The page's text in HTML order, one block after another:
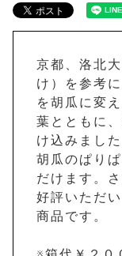
京都、洛北
け）を参考
を胡瓜に変
葉とともに
け込みました
胡瓜のぱり
だけます。
好評いただ
商品です。